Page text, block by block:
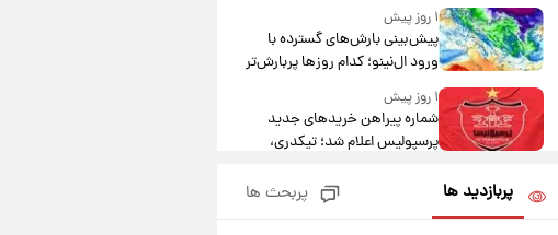
۱ روز پیش
پیش‌بینی بارش‌های گسترده با
ورود ال‌نینو؛ کدام روزها پربارش‌تر
خواهند بود؟
۱ روز پیش
شماره پیراهن خریدهای جدید
پرسپولیس اعلام شد؛ تیکدری،
جزئیات فعال‌سازی «کیف پول
ایران» اعلام شد+فیلم
پربازدید ها پربحث ها